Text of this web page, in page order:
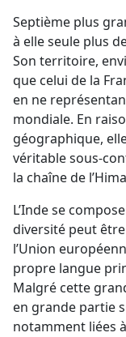
Septième plus
à elle seule plus
Son territoire,
que celui de la
en ne
mondiale. En
géographique,
véritable sous-
la chaîne de
L’Inde se
diversité peut
l’Union
propre langue
Malgré cette
en grande partie
notamment liées